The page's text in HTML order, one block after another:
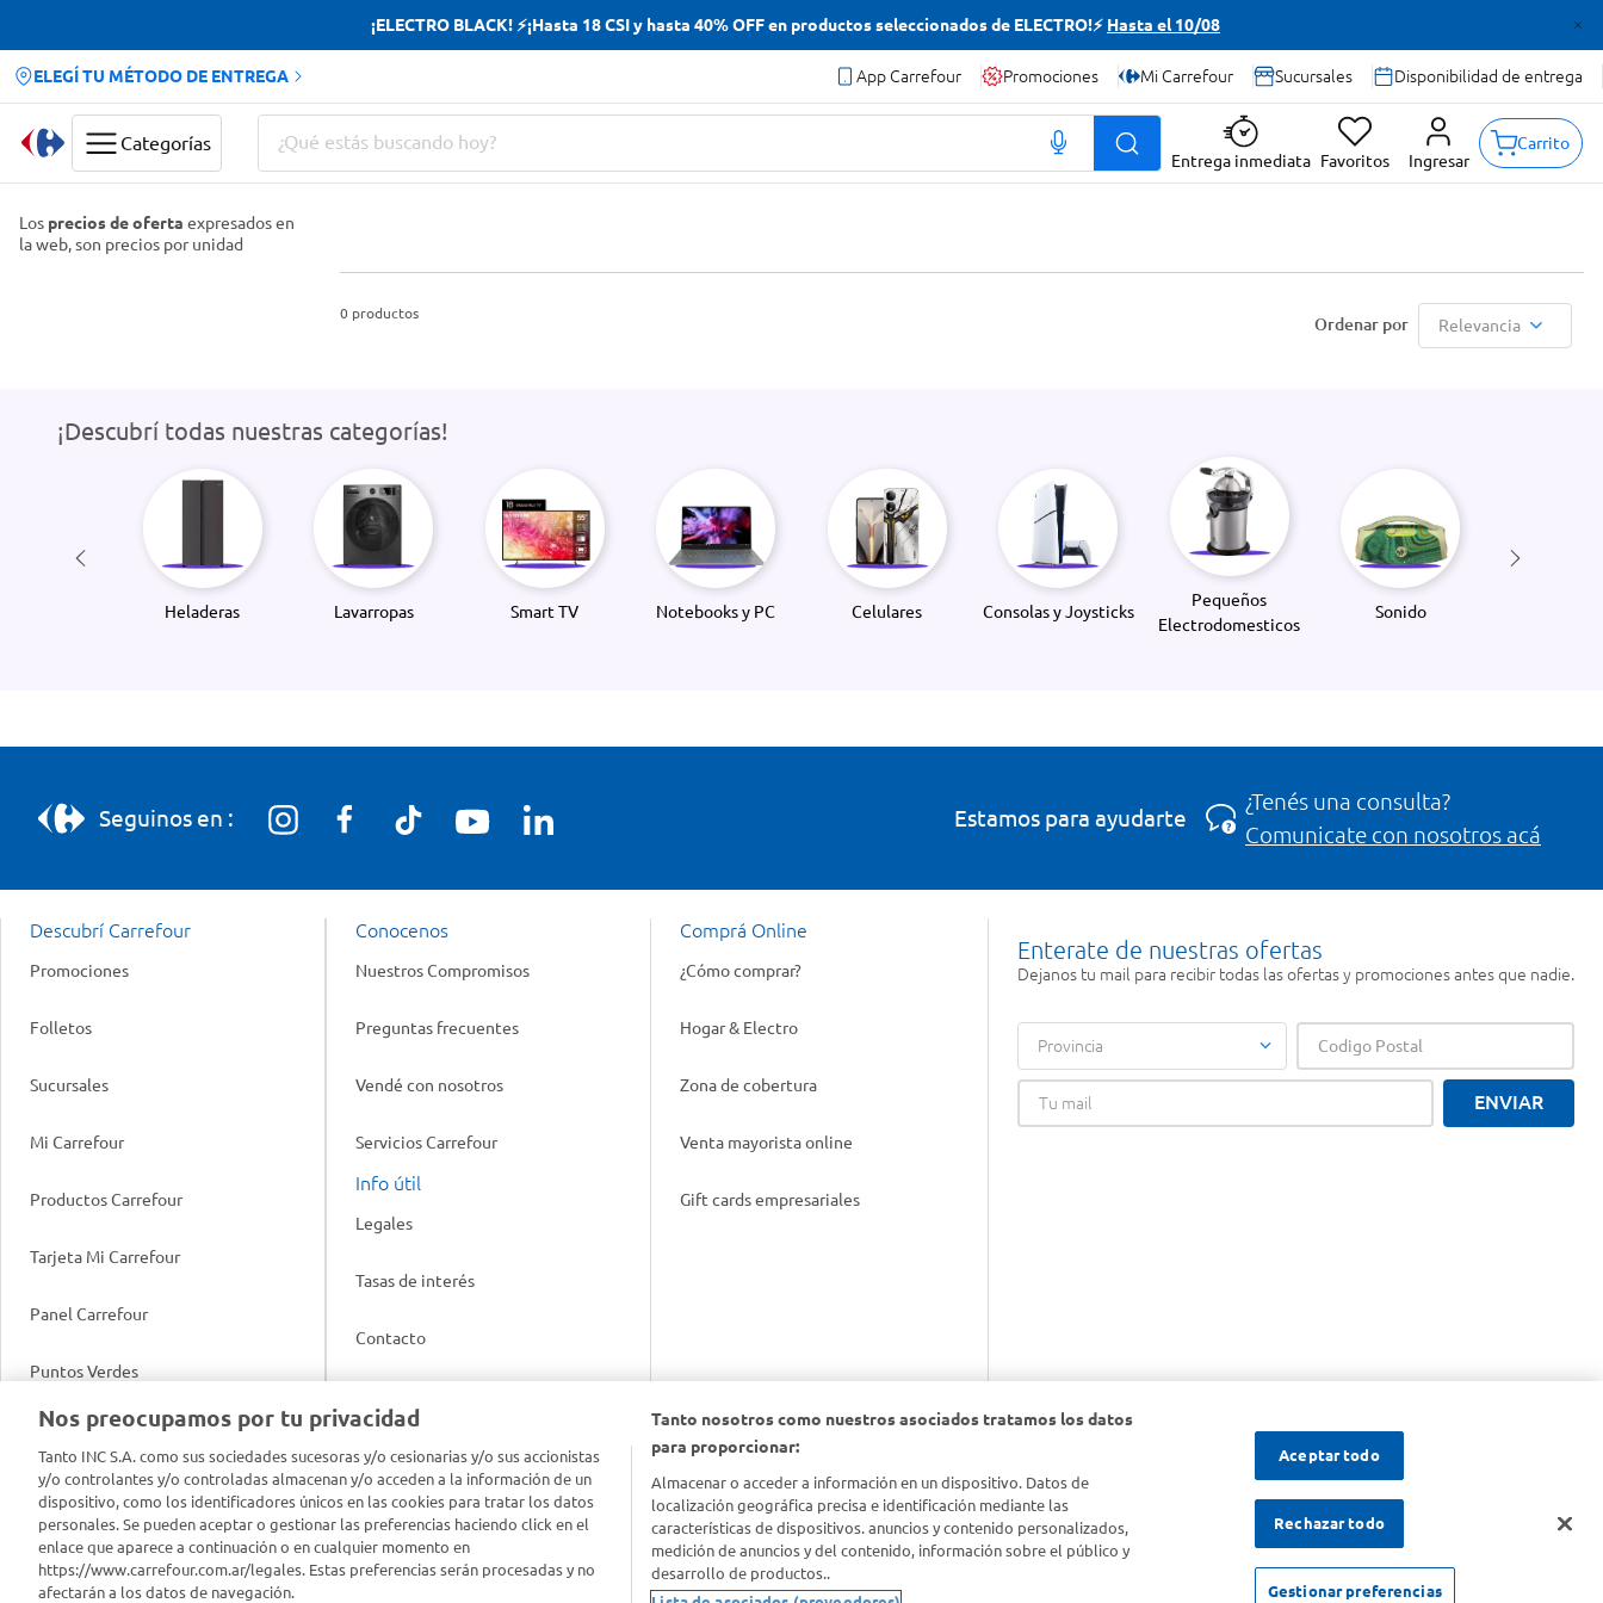
¡ELECTRO BLACK! ⚡¡Hasta 18 CSI y hasta 40% OFF en productos seleccionados de ELECTRO!⚡ Hasta el 10/08
ELEGÍ TU MÉTODO DE ENTREGA App Carrefour Promociones Mi Carrefour Sucursales Disponibilidad de entrega
Categorías
¿Qué estás buscando hoy?
Entrega inmediata Favoritos Ingresar
Carrito
Los precios de oferta expresados en
la web, son precios por unidad
0 productos
Relevancia
¡Descubrí todas nuestras categorías!
Heladeras Lavarropas Smart TV Notebooks y PC Celulares Consolas y Joysticks
Pequeños
Electrodomesticos
Sonido
Seguinos en : Estamos para ayudarte
¿Tenés una consulta?
Comunicate con nosotros acá
Descubrí Carrefour
Promociones
Folletos
Sucursales
Mi Carrefour
Productos Carrefour
Tarjeta Mi Carrefour
Panel Carrefour
Puntos Verdes
App Carrefour
Comprometidos Carrefour
Conocenos
Nuestros Compromisos
Preguntas frecuentes
Vendé con nosotros
Servicios Carrefour
Info útil
Legales
Tasas de interés
Contacto
Política de Bienestar Animal
Reporte de Sustentabilidad
Comprá Online
¿Cómo comprar?
Hogar & Electro
Zona de cobertura
Venta mayorista online
Gift cards empresariales
Enterate de nuestras ofertas
Dejanos tu mail para recibir todas las ofertas y promociones antes que nadie.
Provincia
ENVIAR
SOLICITUD DE ARREPENTIMIENTO
Nos preocupamos por tu privacidad
Tanto INC S.A. como sus sociedades sucesoras y/o cesionarias y/o sus accionistas
y/o controlantes y/o controladas almacenan y/o acceden a la información de un
dispositivo, como los identificadores únicos en las cookies para tratar los datos
personales. Se pueden aceptar o gestionar las preferencias haciendo click en el
enlace que aparece a continuación o en cualquier momento en
https://www.carrefour.com.ar/legales. Estas preferencias serán procesadas y no
afectarán a los datos de navegación.
Tanto nosotros como nuestros asociados tratamos los datos
para proporcionar:
Almacenar o acceder a información en un dispositivo. Datos de
localización geográfica precisa e identificación mediante las
características de dispositivos. anuncios y contenido personalizados,
medición de anuncios y del contenido, información sobre el público y
desarrollo de productos..
Aceptar todo
Rechazar todo
Gestionar preferencias
Términos más buscados
Yerba